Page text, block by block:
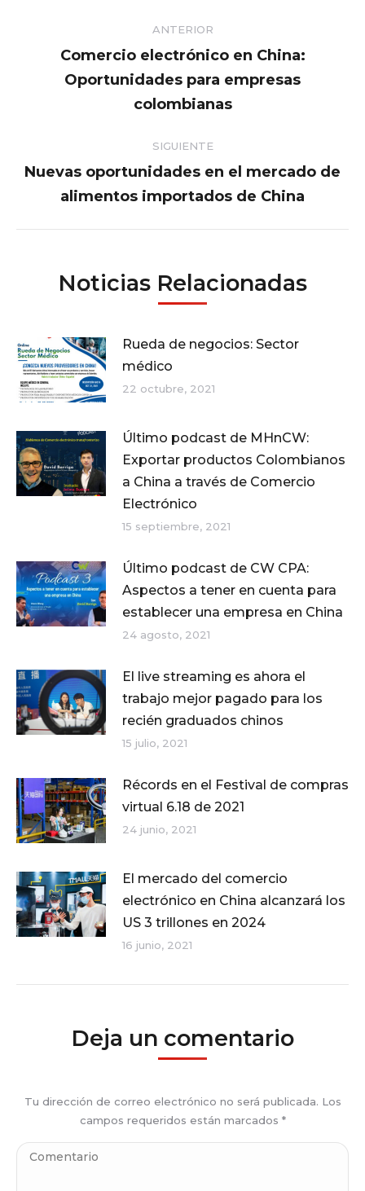
Navegación
entre
publicaciones
ANTERIOR
Publicación
anterior:
Comercio electrónico en China:
Oportunidades para empresas
colombianas
SIGUIENTE
siguiente:
Nuevas oportunidades en el mercado de
alimentos importados de China
Noticias Relacionadas
Rueda de negocios: Sector
médico
22 octubre, 2021
Último podcast de MHnCW:
Exportar productos Colombianos
a China a través de Comercio
Electrónico
15 septiembre, 2021
Último podcast de CW CPA:
Aspectos a tener en cuenta para
establecer una empresa en China
24 agosto, 2021
El live streaming es ahora el
trabajo mejor pagado para los
recién graduados chinos
15 julio, 2021
Récords en el Festival de compras
virtual 6.18 de 2021
24 junio, 2021
El mercado del comercio
electrónico en China alcanzará los
US 3 trillones en 2024
16 junio, 2021
Deja un comentario
Tu dirección de correo electrónico no será publicada. Los
campos requeridos están marcados *
Comentario